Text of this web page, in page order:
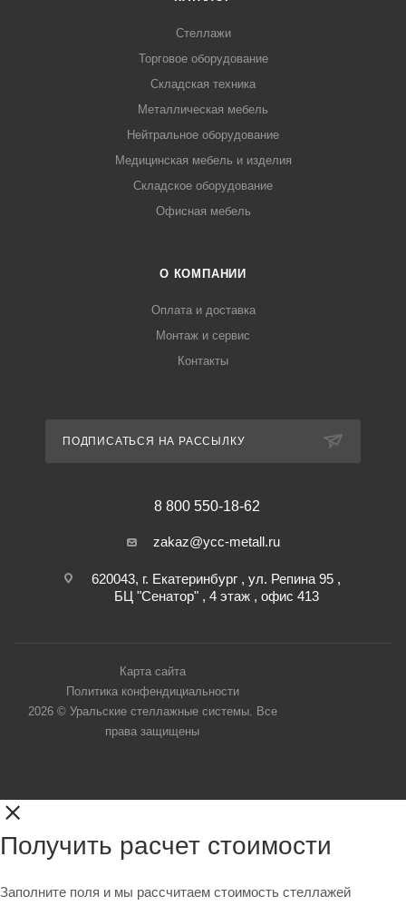
Стеллажи
Торговое оборудование
Складская техника
Металлическая мебель
Нейтральное оборудование
Медицинская мебель и изделия
Складское оборудование
Офисная мебель
О КОМПАНИИ
Оплата и доставка
Монтаж и сервис
Контакты
ПОДПИСАТЬСЯ НА РАССЫЛКУ
8 800 550-18-62
zakaz@ycc-metall.ru
620043, г. Екатеринбург , ул. Репина 95 ,
БЦ "Сенатор" , 4 этаж , офис 413
Карта сайта
Политика конфендициальности
2026 © Уральские стеллажные системы. Все
права защищены
Получить расчет стоимости
Заполните поля и мы рассчитаем стоимость стеллажей